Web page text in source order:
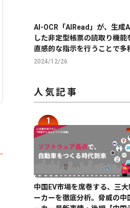
AI-OCR「AIRead」が、生成
した非定型帳票の読取り機能
直感的な指示を行うことで多
帳票の読取りを実現
2024/12/26
人気記事
中国EV市場を席巻する、三大
ーカーを徹底分析。脅威の中